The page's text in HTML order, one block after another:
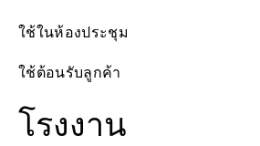
ใช้ในห้องประชุม
ใช้ต้อนรับลูกค้า
โรงงาน